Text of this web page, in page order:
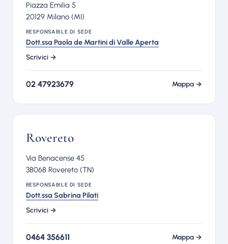
Piazza Emilia 5
20129 Milano (MI)
RESPONSABILE DI SEDE
Dott.ssa Paola de Martini di Valle Aperta
Scrivici →
02 47923679 Mappa →
Rovereto
Via Benacense 45
38068 Rovereto (TN)
RESPONSABILE DI SEDE
Dott.ssa Sabrina Pilati
Scrivici →
0464 356611 Mappa →